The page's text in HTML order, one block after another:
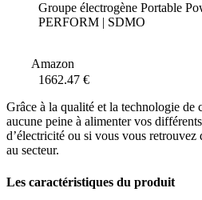
Groupe électrogène Portable
PERFORM | SDMO
Amazon
1662.47 €
Grâce à la qualité et la technologie de
aucune peine à alimenter vos
d’électricité ou si vous vous
au secteur.
Les caractéristiques du produit